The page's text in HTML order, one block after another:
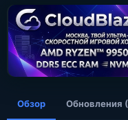
о
з
д
а
н
и
Обзор Обновления